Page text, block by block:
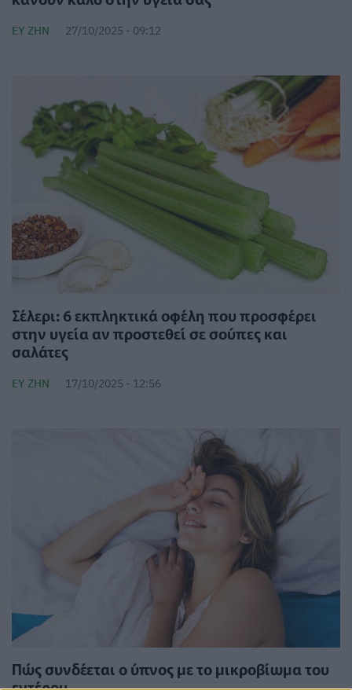
ΕΥ ΖΗΝ 27/10/2025 - 09:12
Σέλερι: 6 εκπληκτικά οφέλη που προσφέρει
στην υγεία αν προστεθεί σε σούπες και
σαλάτες
ΕΥ ΖΗΝ 17/10/2025 - 12:56
Πώς συνδέεται ο ύπνος με το μικροβίωμα του